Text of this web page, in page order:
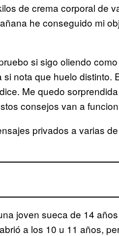
de crema corporal de
he conseguido mi
si sigo oliendo
nota que huelo distinto.
Me quedo
consejos van a
privados a varias
joven sueca de 14 años
a los 10 u 11 años,